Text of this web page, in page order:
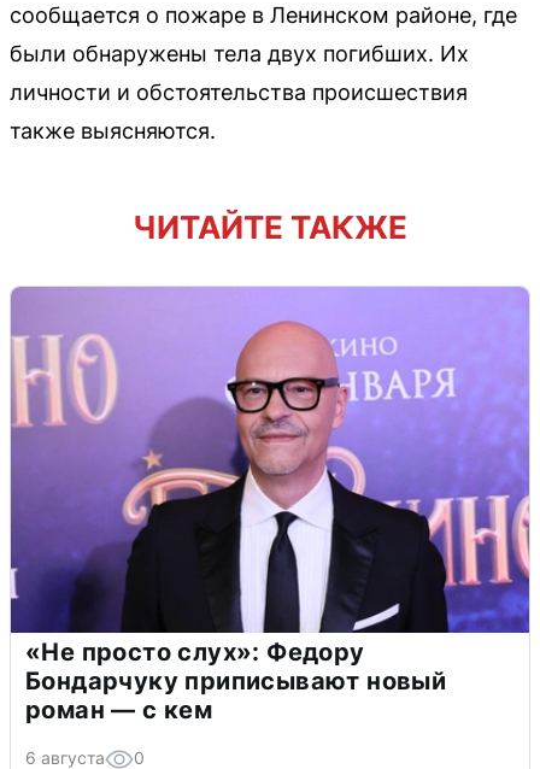
сообщается о пожаре в Ленинском районе, где
были обнаружены тела двух погибших. Их
личности и обстоятельства происшествия
также выясняются.
ЧИТАЙТЕ ТАКЖЕ
«Не просто слух»: Федору
Бондарчуку приписывают новый
роман — с кем
6 августа 0